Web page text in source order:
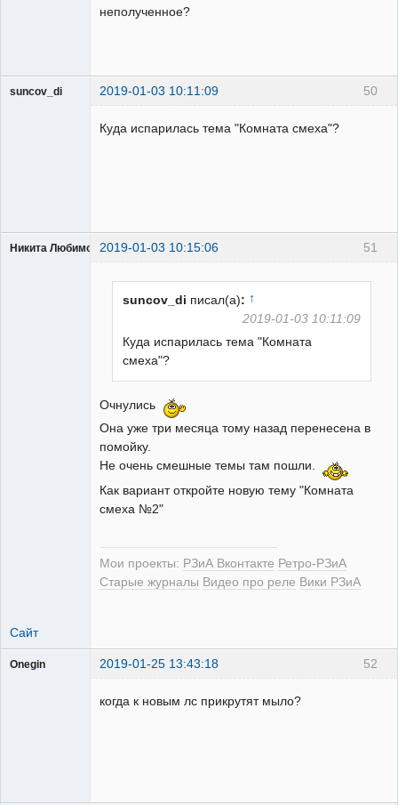
неполученное?
50
suncov_di 2019-01-03 10:11:09
Куда испарилась тема "Комната смеха"?
51
Никита Любимов 2019-01-03 10:15:06
suncov_di писал(а): ↑
2019-01-03 10:11:09
Куда испарилась тема "Комната
смеха"?
Очнулись
Она уже три месяца тому назад перенесена в
помойку.
Не очень смешные темы там пошли.
Как вариант откройте новую тему "Комната
смеха №2"
Мои проекты: РЗиА Вконтакте Ретро-РЗиА
Старые журналы Видео про реле Вики РЗиА
Сайт
52
Onegin 2019-01-25 13:43:18
когда к новым лс прикрутят мыло?